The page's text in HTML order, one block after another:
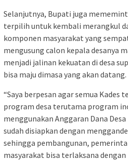
Selanjutnya, Bupati juga
terpilih untuk kembali merangkul
komponen masyarakat yang
mengusung calon kepala desanya
menjadi jalinan kekuatan di desa
bisa maju dimasa yang akan datang.
“Saya berpesan agar semua Kades
program desa terutama program
menggunakan Anggaran Dana
sudah disiapkan dengan
sehingga pembangunan,
masyarakat bisa terlaksana dengan